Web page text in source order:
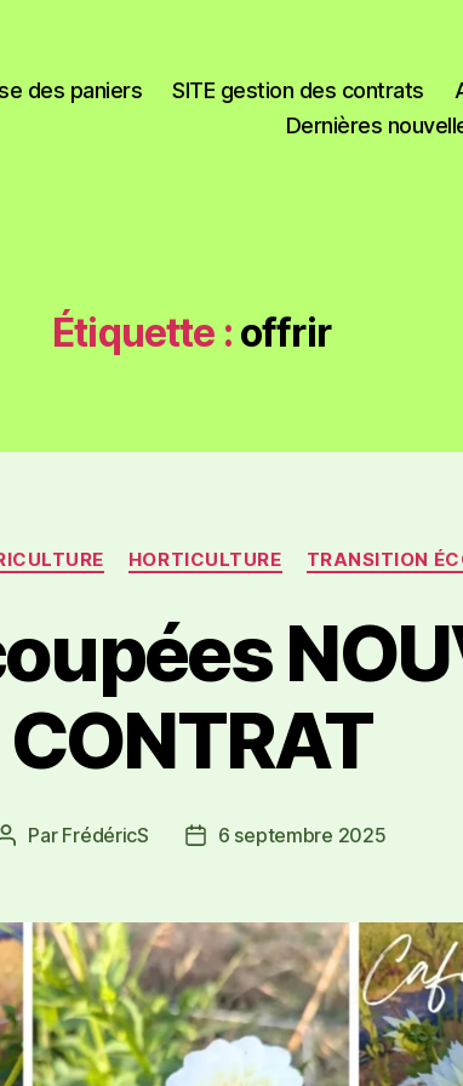
des paniers SITE gestion des contrats
Dernières
Étiquette : offrir
HORTICULTURE TRANSITION
CONTRAT
Par FrédéricS 6 septembre 2025